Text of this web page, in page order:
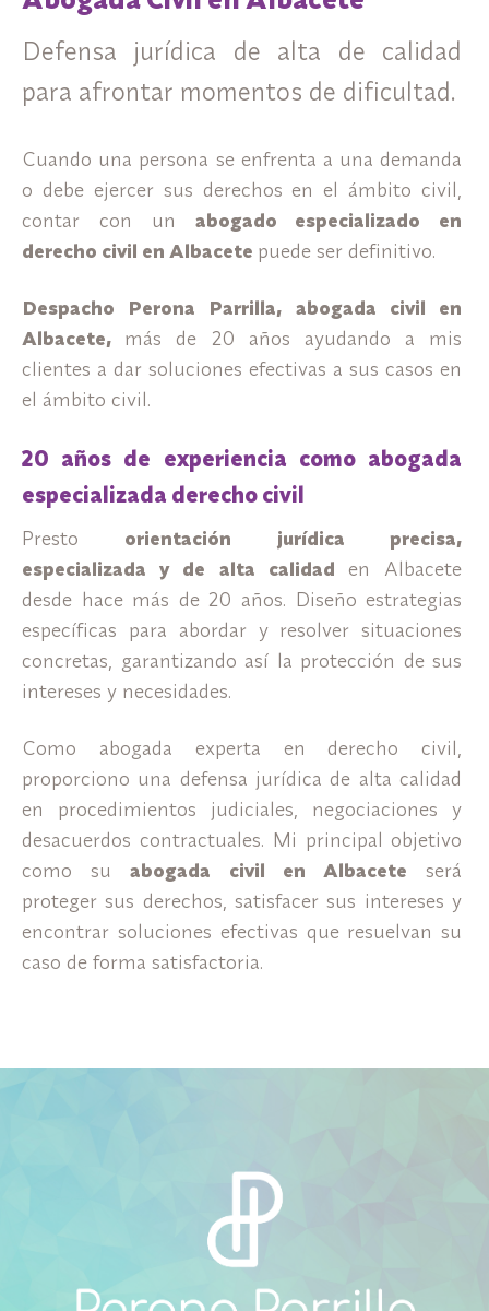
Defensa jurídica de alta de calidad
para afrontar momentos de dificultad.
Cuando una persona se enfrenta a una demanda
o debe ejercer sus derechos en el ámbito civil,
contar con un abogado especializado en
derecho civil en Albacete puede ser definitivo.
Despacho Perona Parrilla, abogada civil en
Albacete, más de 20 años ayudando a mis
clientes a dar soluciones efectivas a sus casos en
el ámbito civil.
20 años de experiencia como abogada
especializada derecho civil
Presto orientación jurídica precisa,
especializada y de alta calidad en Albacete
desde hace más de 20 años. Diseño estrategias
específicas para abordar y resolver situaciones
concretas, garantizando así la protección de sus
intereses y necesidades.
Como abogada experta en derecho civil,
proporciono una defensa jurídica de alta calidad
en procedimientos judiciales, negociaciones y
desacuerdos contractuales. Mi principal objetivo
como suabogada civil en Albacete será
proteger sus derechos, satisfacer sus intereses y
encontrar soluciones efectivas que resuelvan su
caso de forma satisfactoria.